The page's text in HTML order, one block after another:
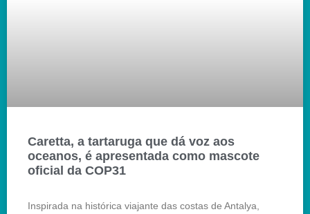
Caretta, a tartaruga que dá voz aos
oceanos, é apresentada como mascote
oficial da COP31
Inspirada na histórica viajante das costas de Antalya,